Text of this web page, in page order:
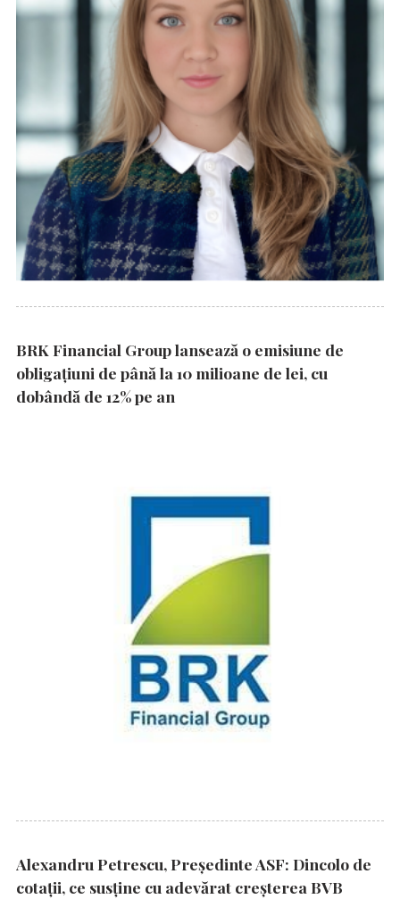
BRK Financial Group lansează o emisiune de
obligațiuni de până la 10 milioane de lei, cu
dobândă de 12% pe an
Alexandru Petrescu, Președinte ASF: Dincolo de
cotații, ce susține cu adevărat creșterea BVB